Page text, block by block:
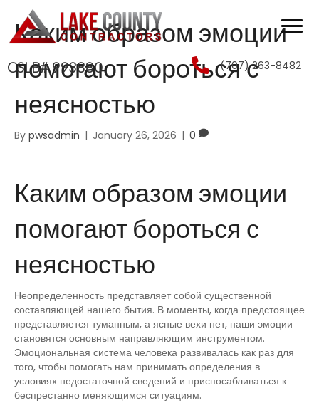
CSLB# 993880 (707) 263-8482
Каким образом эмоции
помогают бороться с
неясностью
By pwsadmin | January 26, 2026 | 0
Каким образом эмоции
помогают бороться с
неясностью
Неопределенность представляет собой существенной
составляющей нашего бытия. В моменты, когда предстоящее
представляется туманным, а ясные вехи нет, наши эмоции
становятся основным направляющим инструментом.
Эмоциональная система человека развивалась как раз для
того, чтобы помогать нам принимать определения в
условиях недостаточной сведений и приспосабливаться к
беспрестанно меняющимся ситуациям.